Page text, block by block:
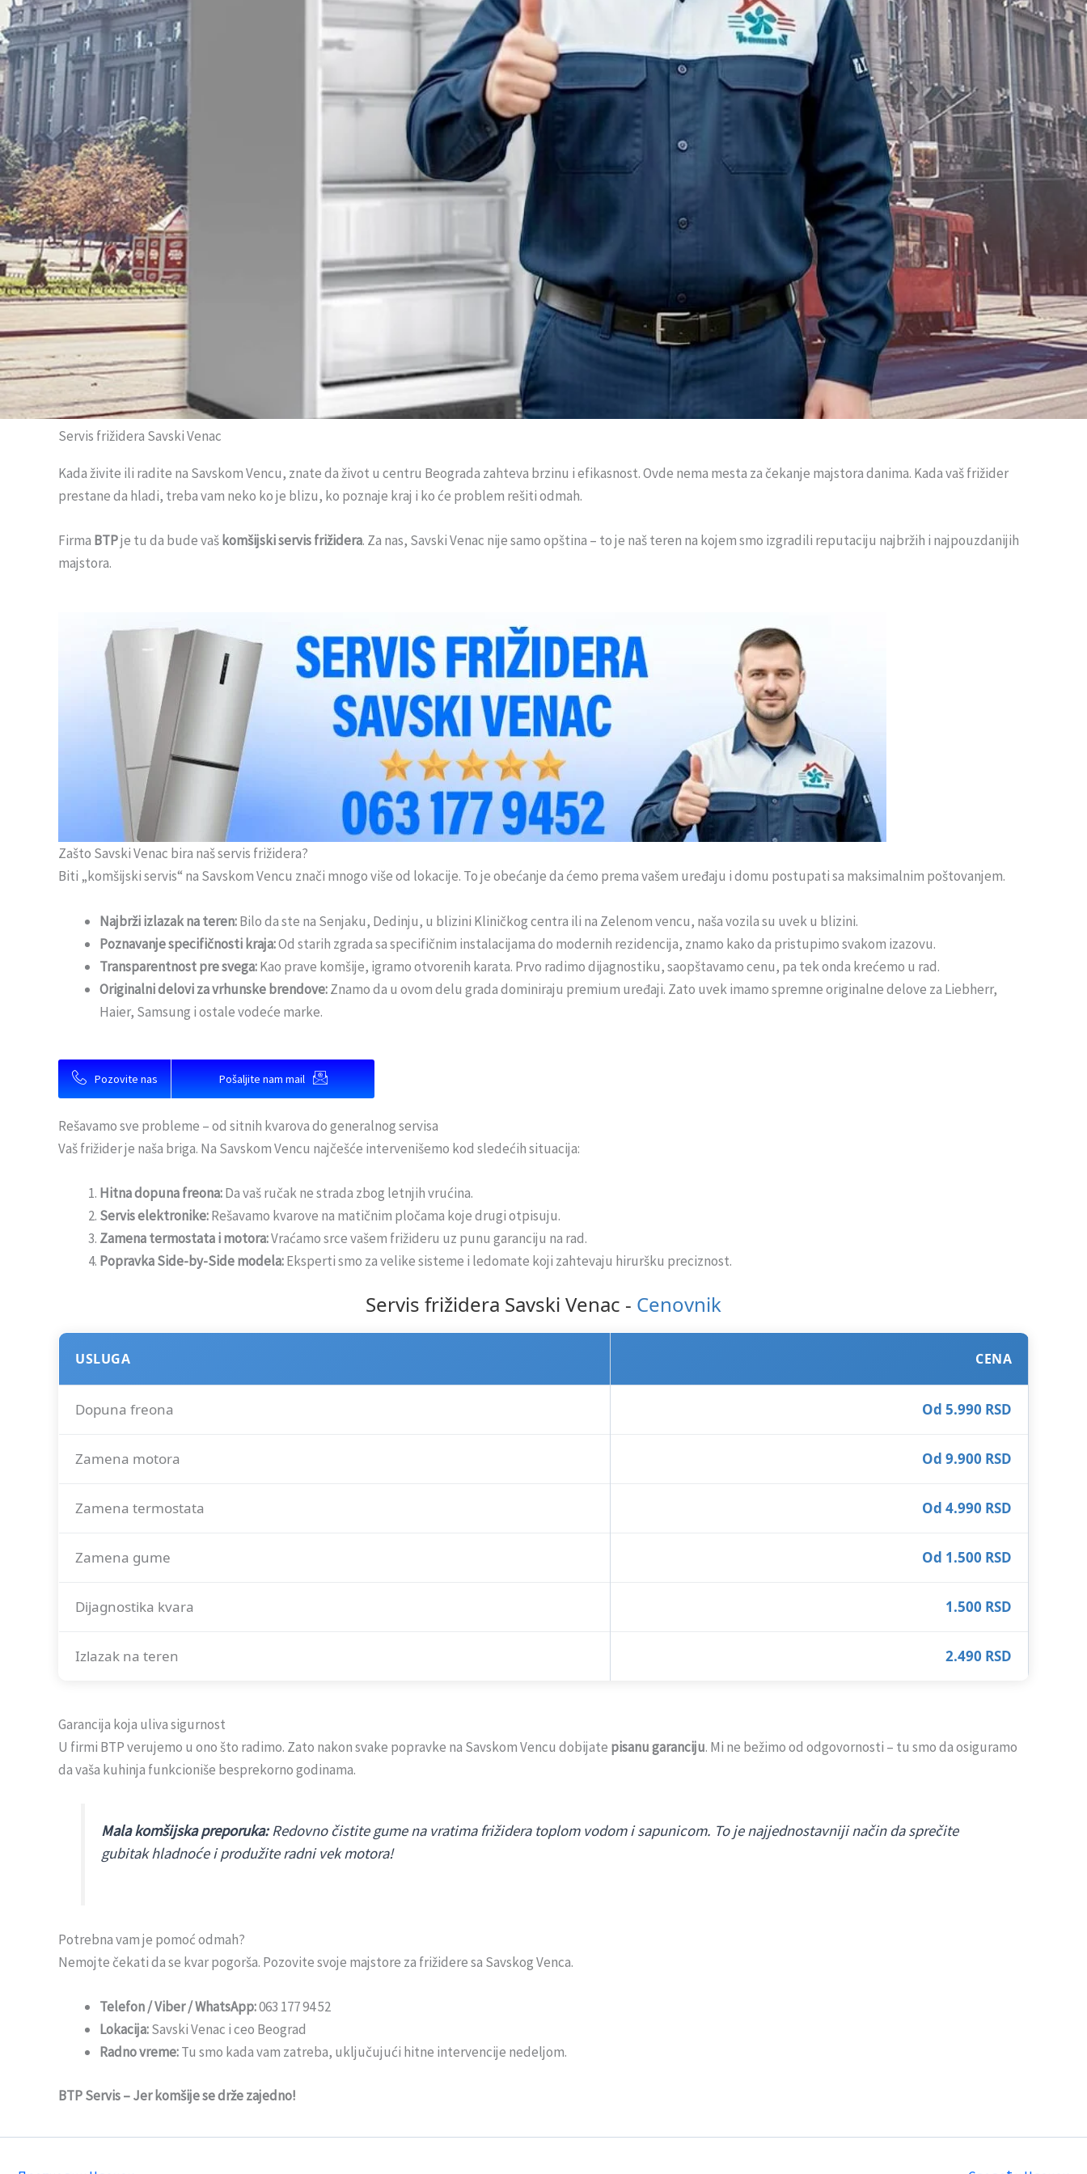
Servis frižidera Savski Venac
Kada živite ili radite na Savskom Vencu, znate da život u centru Beograda zahteva brzinu i efikasnost. Ovde nema mesta za čekanje majstora danima. Kada vaš frižider
prestane da hladi, treba vam neko ko je blizu, ko poznaje kraj i ko će problem rešiti odmah.
Firma BTPje tu da bude vaš komšijski servis frižidera. Za nas, Savski Venac nije samo opština – to je naš teren na kojem smo izgradili reputaciju najbržih i najpouzdanijih
majstora.
Zašto Savski Venac bira naš servis frižidera?
Biti „komšijski servis“ na Savskom Vencu znači mnogo više od lokacije. To je obećanje da ćemo prema vašem uređaju i domu postupati sa maksimalnim poštovanjem.
Najbrži izlazak na teren:Bilo da ste na Senjaku, Dedinju, u blizini Kliničkog centra ili na Zelenom vencu, naša vozila su uvek u blizini.
Poznavanje specifičnosti kraja:Od starih zgrada sa specifičnim instalacijama do modernih rezidencija, znamo kako da pristupimo svakom izazovu.
Transparentnost pre svega:Kao prave komšije, igramo otvorenih karata. Prvo radimo dijagnostiku, saopštavamo cenu, pa tek onda krećemo u rad.
Originalni delovi za vrhunske brendove:Znamo da u ovom delu grada dominiraju premium uređaji. Zato uvek imamo spremne originalne delove za Liebherr,
Haier, Samsung i ostale vodeće marke.
Pozovite nas Pošaljite nam mail
Rešavamo sve probleme – od sitnih kvarova do generalnog servisa
Vaš frižider je naša briga. Na Savskom Vencu najčešće intervenišemo kod sledećih situacija:
Hitna dopuna freona:Da vaš ručak ne strada zbog letnjih vrućina.
Servis elektronike:Rešavamo kvarove na matičnim pločama koje drugi otpisuju.
Zamena termostata i motora:Vraćamo srce vašem frižideru uz punu garanciju na rad.
Popravka Side-by-Side modela:Eksperti smo za velike sisteme i ledomate koji zahtevaju hiruršku preciznost.
Servis frižidera Savski Venac - Cenovnik
USLUGA CENA
Dopuna freona Od 5.990 RSD
Zamena motora Od 9.900 RSD
Zamena termostata Od 4.990 RSD
Zamena gume Od 1.500 RSD
Dijagnostika kvara 1.500 RSD
Izlazak na teren 2.490 RSD
Garancija koja uliva sigurnost
U firmi BTP verujemo u ono što radimo. Zato nakon svake popravke na Savskom Vencu dobijate pisanu garanciju. Mi ne bežimo od odgovornosti – tu smo da osiguramo
da vaša kuhinja funkcioniše besprekorno godinama.
Mala komšijska preporuka:Redovno čistite gume na vratima frižidera toplom vodom i sapunicom. To je najjednostavniji način da sprečite
gubitak hladnoće i produžite radni vek motora!
Potrebna vam je pomoć odmah?
Nemojte čekati da se kvar pogorša. Pozovite svoje majstore za frižidere sa Savskog Venca.
Telefon / Viber / WhatsApp:063 177 94 52
Lokacija:Savski Venac i ceo Beograd
Radno vreme:Tu smo kada vam zatreba, uključujući hitne intervencije nedeljom.
BTP Servis – Jer komšije se drže zajedno!